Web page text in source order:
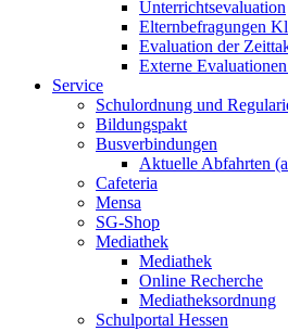
Unterrichtsevaluation
Elternbefragungen
Evaluation der
Externe
Service
Schulordnung und
Bildungspakt
Busverbindungen
Aktuelle Abfahrten
Cafeteria
Mensa
SG-Shop
Mediathek
Mediathek
Online Recherche
Mediatheksordnung
Schulportal Hessen